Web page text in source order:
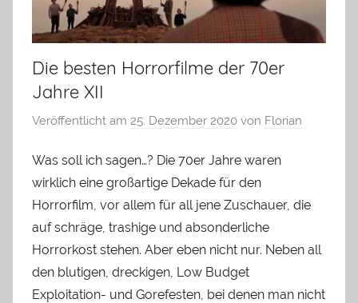
Die besten Horrorfilme der 70er
Jahre XII
Veröffentlicht am 25. Dezember 2020 von Florian
Was soll ich sagen…? Die 70er Jahre waren
wirklich eine großartige Dekade für den
Horrorfilm, vor allem für all jene Zuschauer, die
auf schräge, trashige und absonderliche
Horrorkost stehen. Aber eben nicht nur. Neben all
den blutigen, dreckigen, Low Budget
Exploitation- und Gorefesten, bei denen man nicht